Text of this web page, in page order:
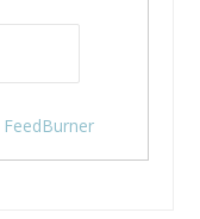
FeedBurner